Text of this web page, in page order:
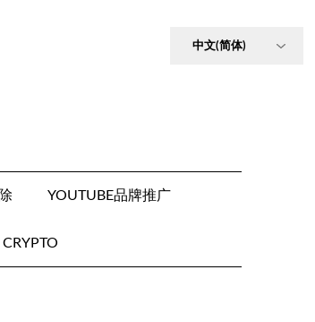
YOUTUBE品牌推广
CRYPTO